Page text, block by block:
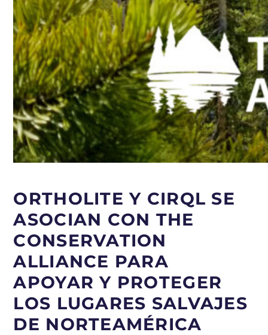
ORTHOLITE Y CIRQL SE
ASOCIAN CON THE
CONSERVATION
ALLIANCE PARA
APOYAR Y PROTEGER
LOS LUGARES SALVAJES
DE NORTEAMÉRICA